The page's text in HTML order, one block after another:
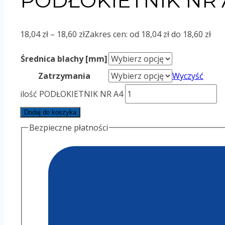
18,04zł – 18,60 złZakres cen: od 18,04 zł do 18,60 zł
Średnica blachy [mm]
Zatrzymania
Wyczyść
ilość PODŁOKIETNIK NR A4
Dodaj do koszyka
Bezpieczne płatności